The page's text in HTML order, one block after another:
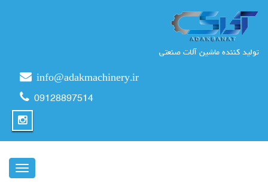
تولید کننده ماشین آلات صنعتی
info@adakmachinery.ir
09128897514
ناوبری